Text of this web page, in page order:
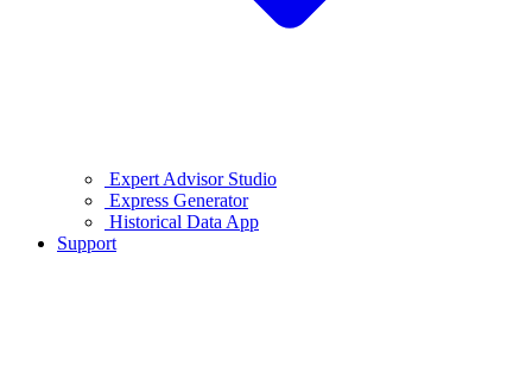
Expert Advisor Studio
Express Generator
Historical Data App
Support